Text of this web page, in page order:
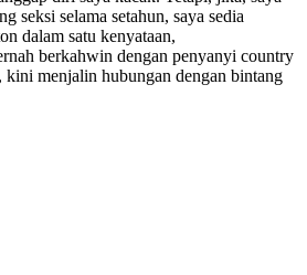
seksi selama setahun, saya sedia
dalam satu kenyataan,
berkahwin dengan penyanyi country
menjalin hubungan dengan bintang